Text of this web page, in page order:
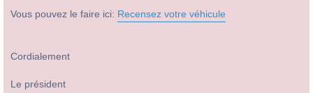
Vous pouvez le faire ici: Recensez votre véhicule
Cordialement
Le président